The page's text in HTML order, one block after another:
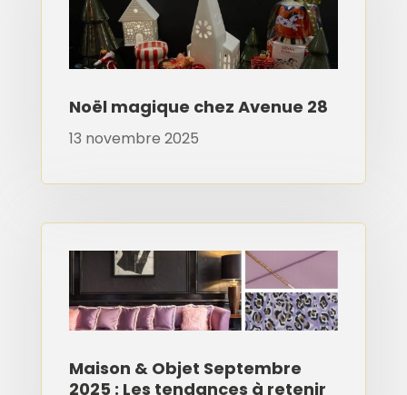
Noël magique chez Avenue 28
13 novembre 2025
Maison & Objet Septembre
2025 : Les tendances à retenir